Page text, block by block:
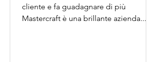
cliente e fa guadagnare di più
Mastercraft è una brillante azienda...